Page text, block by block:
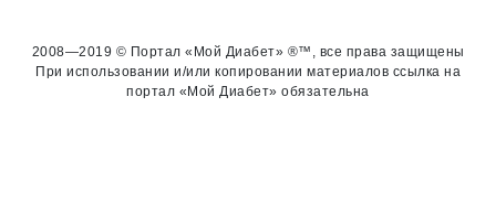
2008—2019 © Портал «Мой Диабет» ®™, все права защищены
При использовании и/или копировании материалов ссылка на
портал «Мой Диабет» обязательна